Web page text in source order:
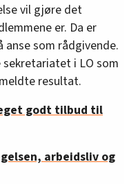
vil gjøre det
er. Da er
som rådgivende.
i LO som
resultat.
godt tilbud til
arbeidsliv og